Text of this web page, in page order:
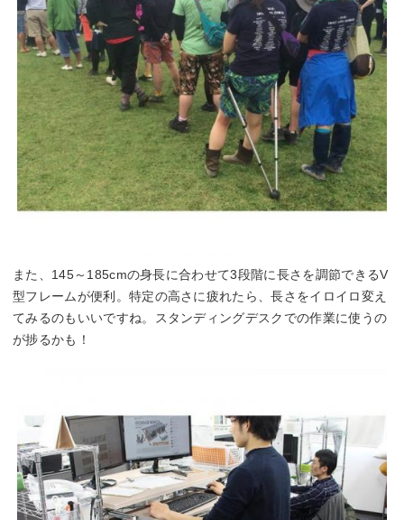
また、145～185cmの身長に合わせて3段階に長さを調節できるV
型フレームが便利。特定の高さに疲れたら、長さをイロイロ変え
てみるのもいいですね。スタンディングデスクでの作業に使うの
が捗るかも！